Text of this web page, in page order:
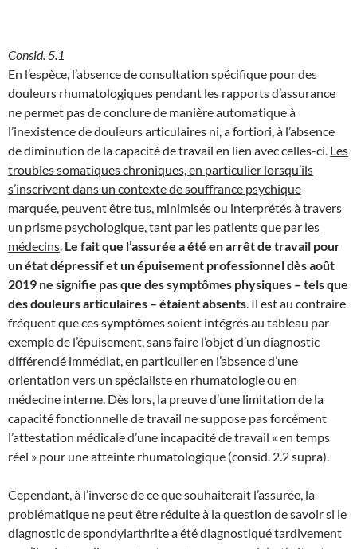
Consid. 5.1
En l’espèce, l’absence de consultation spécifique pour des
douleurs rhumatologiques pendant les rapports d’assurance
ne permet pas de conclure de manière automatique à
l’inexistence de douleurs articulaires ni, a fortiori, à l’absence
de diminution de la capacité de travail en lien avec celles-ci. Les
troubles somatiques chroniques, en particulier lorsqu’ils
s’inscrivent dans un contexte de souffrance psychique
marquée, peuvent être tus, minimisés ou interprétés à travers
un prisme psychologique, tant par les patients que par les
médecins Le fait que l’assurée a été en arrêt de travail pour
un état dépressif et un épuisement professionnel dès août
2019 ne signifie pas que des symptômes physiques – tels que
des douleurs articulaires – étaient absents . Il est au contraire
fréquent que ces symptômes soient intégrés au tableau par
exemple de l’épuisement, sans faire l’objet d’un diagnostic
différencié immédiat, en particulier en l’absence d’une
orientation vers un spécialiste en rhumatologie ou en
médecine interne. Dès lors, la preuve d’une limitation de la
capacité fonctionnelle de travail ne suppose pas forcément
l’attestation médicale d’une incapacité de travail « en temps
réel » pour une atteinte rhumatologique (consid. 2.2 supra).
Cependant, à l’inverse de ce que souhaiterait l’assurée, la
problématique ne peut être réduite à la question de savoir si le
diagnostic de spondylarthrite a été diagnostiqué tardivement